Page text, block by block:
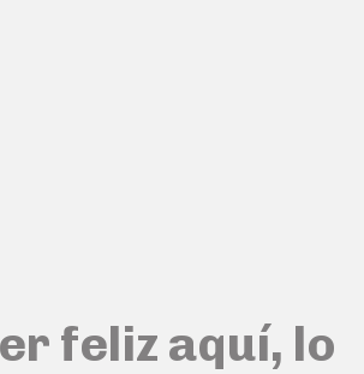
feliz aquí, lo